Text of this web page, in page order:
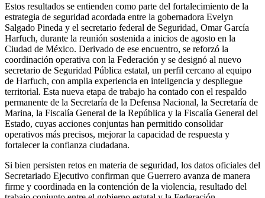
Estos resultados se entienden como parte del fortalecimiento de la
estrategia de seguridad acordada entre la gobernadora Evelyn
Salgado Pineda y el secretario federal de Seguridad, Omar García
Harfuch, durante la reunión sostenida a inicios de agosto en la
Ciudad de México. Derivado de ese encuentro, se reforzó la
coordinación operativa con la Federación y se designó al nuevo
secretario de Seguridad Pública estatal, un perfil cercano al equipo
de Harfuch, con amplia experiencia en inteligencia y despliegue
territorial. Esta nueva etapa de trabajo ha contado con el respaldo
permanente de la Secretaría de la Defensa Nacional, la Secretaría de
Marina, la Fiscalía General de la República y la Fiscalía General del
Estado, cuyas acciones conjuntas han permitido consolidar
operativos más precisos, mejorar la capacidad de respuesta y
fortalecer la confianza ciudadana.
Si bien persisten retos en materia de seguridad, los datos oficiales del
Secretariado Ejecutivo confirman que Guerrero avanza de manera
firme y coordinada en la contención de la violencia, resultado del